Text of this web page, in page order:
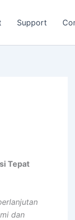
Support
Tepat
dan